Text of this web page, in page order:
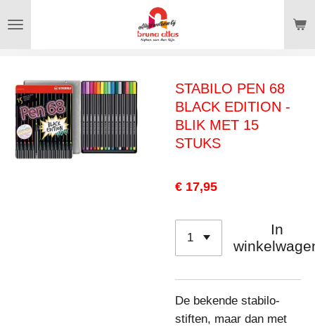
direct
hoofdinhoud
STABILO PEN 68
BLACK EDITION -
BLIK MET 15
STUKS
€ 17,95
In
De bekende stabilo-
stiften, maar dan met